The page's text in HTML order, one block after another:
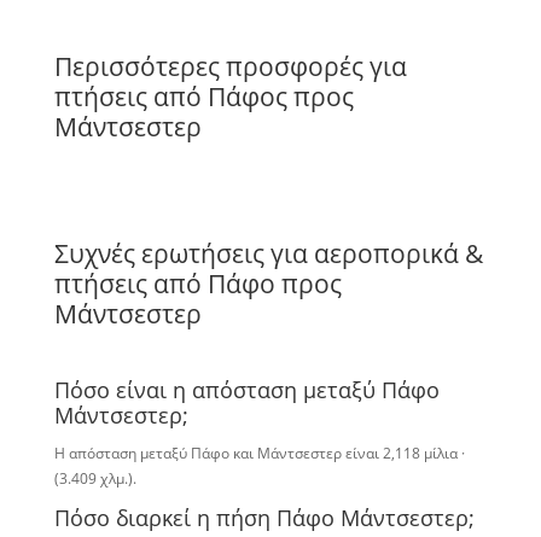
Περισσότερες προσφορές για
πτήσεις από Πάφος προς
Μάντσεστερ
Συχνές ερωτήσεις για αεροπορικά &
πτήσεις από Πάφο προς
Μάντσεστερ
Πόσο είναι η απόσταση μεταξύ Πάφο
Μάντσεστερ;
Η απόσταση μεταξύ Πάφο και Μάντσεστερ είναι 2,118 μίλια ·
(3.409 χλμ.).
Πόσο διαρκεί η πήση Πάφο Μάντσεστερ;